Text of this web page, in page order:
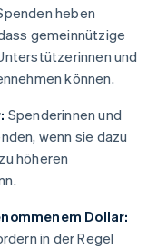
heben
gemeinnützige
und
können.
Spenderinnen und
wenn sie dazu
höheren
Dollar:
in der Regel